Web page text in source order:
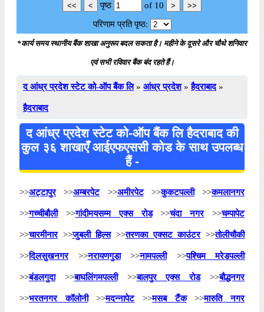
पृष्ठ of 10
परिणाम प्रति पृष्ठ:
*कार्य समय स्थानीय बैंक शाखा अनुरूप बदल सकता है। महीने के दूसरे और चौथे शनिवार
एवं सभी रविवार बैंक बंद रहते हैं।
द आंध्र प्रदेश स्टेट को-ऑप बैंक लि » आंध्र प्रदेश » हैदराबाद »
हैदराबाद
द आंध्र प्रदेश स्टेट को-ऑप बैंक लि हैदराबाद की
कुल ३६ शाखाएँ आईएफएससी कोड के साथ उपलब्ध
हैं -
>>अट्टापुर>>अम्बरपेट>>अमीरपेट>>कुकटपल्ली>>कमलानगर
>>गच्चीबौली>>गांदीमयसम्म एक्स रोड>>चंदा नगर>>चम्पापेट
>>चारमीनार>>जुबली हिल्स>>तरणका एक्सट काउंटर>>तोलीचौकी
>>दिलसुखनगर>>नरायणगुडा>>नामपल्ली>>पश्चिम मरेडपल्ली
>>बंडलगुदा>>बाघलिंगमपल्ली>>बालपुर एक्स रोड>>बौद्धनगर
>>भरतनगर कॉलोनी>>मदन्नापेट>>मसब टैंक>>मारुति नगर